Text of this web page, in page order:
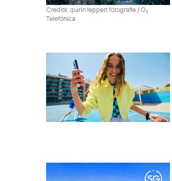
Credits: quirin leppert fotografie / O2
Telefónica